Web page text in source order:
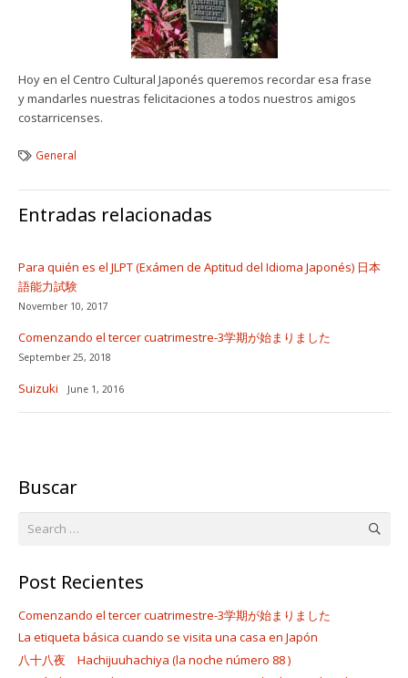
Hoy en el Centro Cultural Japonés queremos recordar esa frase
y mandarles nuestras felicitaciones a todos nuestros amigos
costarricenses.
General
Entradas relacionadas
Para quién es el JLPT (Exámen de Aptitud del Idioma Japonés) 日本
語能力試験
November 10, 2017
Comenzando el tercer cuatrimestre-3学期が始まりました
September 25, 2018
Suizuki June 1, 2016
Buscar
Post Recientes
Comenzando el tercer cuatrimestre-3学期が始まりました
La etiqueta básica cuando se visita una casa en Japón
八十八夜 Hachijuuhachiya (la noche número 88 )